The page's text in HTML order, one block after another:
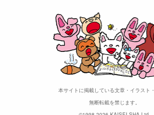
本サイトに掲載している文章・イラスト
無断転載を禁じます。